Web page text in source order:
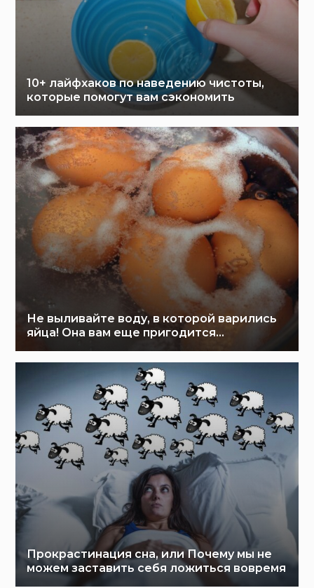
10+ лайфхаков по наведению чистоты,
которые помогут вам сэкономить
Не выливайте воду, в которой варились
яйца! Она вам еще пригодится…
Прокрастинация сна, или Почему мы не
можем заставить себя ложиться вовремя